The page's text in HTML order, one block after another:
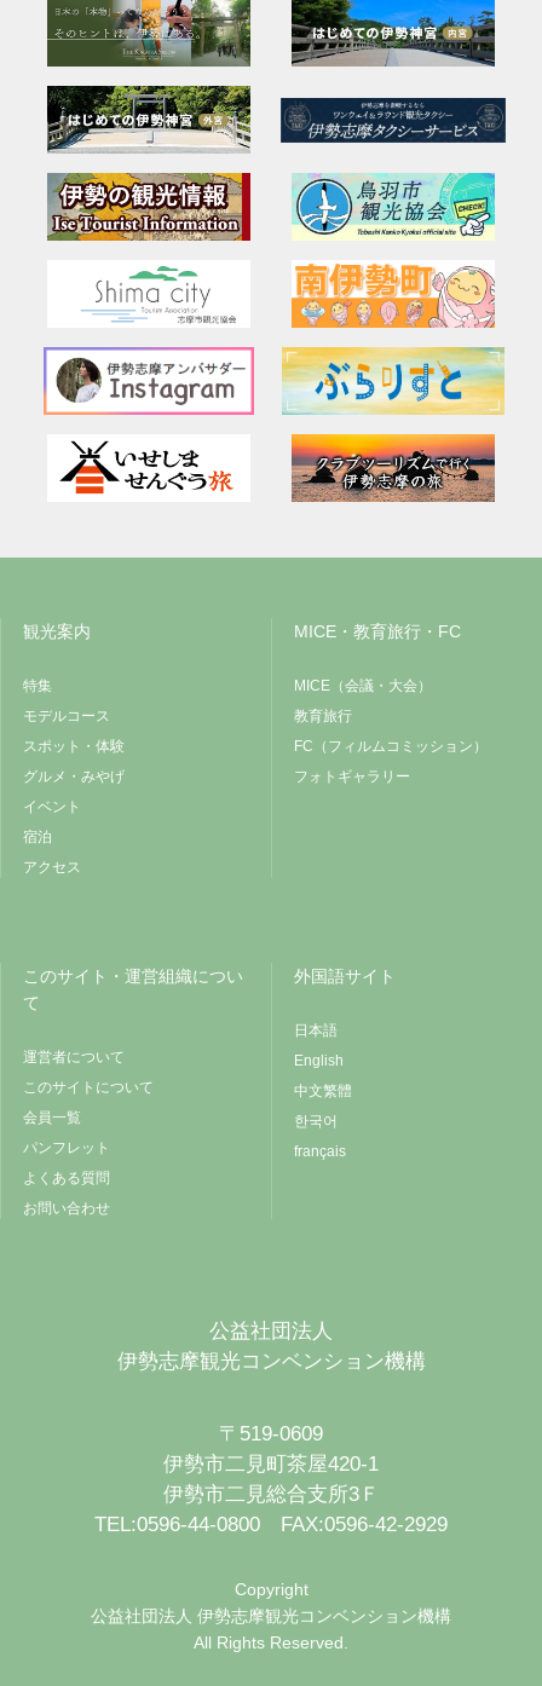
観光案内
特集
モデルコース
スポット・体験
グルメ・みやげ
イベント
宿泊
アクセス
MICE・教育旅行・FC
MICE（会議・大会）
教育旅行
FC（フィルムコミッション）
フォトギャラリー
このサイト・運営組織につい
て
運営者について
このサイトについて
会員一覧
パンフレット
よくある質問
お問い合わせ
外国語サイト
日本語
English
中文繁體
한국어
français
公益社団法人
伊勢志摩観光コンベンション機構
〒519-0609
伊勢市二見町茶屋420-1
伊勢市二見総合支所3Ｆ
TEL:0596-44-0800 FAX:0596-42-2929
Copyright
公益社団法人 伊勢志摩観光コンベンション機構
All Rights Reserved.